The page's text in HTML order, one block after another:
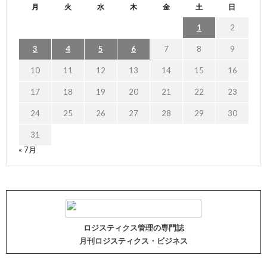
月 火 水 木 金 土 日
1 2
3 4 5 6 7 8 9
10 11 12 13 14 15 16
17 18 19 20 21 22 23
24 25 26 27 28 29 30
31
« 7月
ロジスティクス管理の専門誌
月刊ロジスティクス・ビジネス